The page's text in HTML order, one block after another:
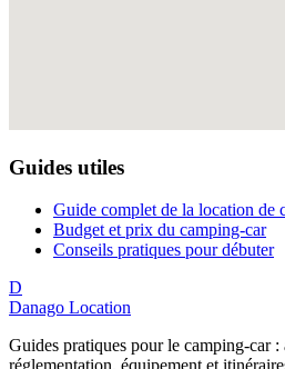
Guides utiles
Guide complet de la location de
Budget et prix du camping-car
Conseils pratiques pour débuter
D
Danago Location
Guides pratiques pour le camping-car